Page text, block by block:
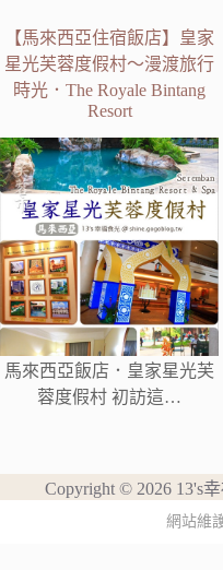
【馬來西亞住宿飯店】皇家
星光芙蓉度假村～漫渡旅行
時光．The Royale Bintang
Resort
馬來西亞飯店．皇家星光芙
蓉度假村 初訪這…
Copyright © 2026 13's
網站維